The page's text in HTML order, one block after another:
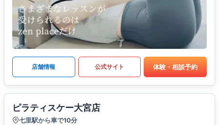
店舗情報 公式サイト 体験・相談予約
ピラティスケー大宮店
七里駅から車で10分